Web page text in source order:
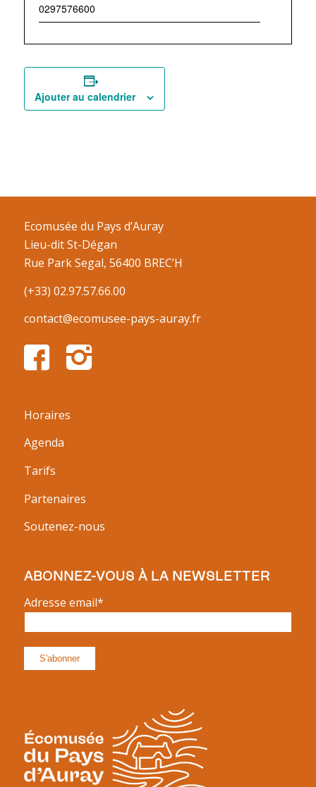
0297576600
Ajouter au calendrier
Ecomusée du Pays d’Auray
Lieu-dit St-Dégan
Rue Park Segal, 56400 BREC’H
(+33) 02.97.57.66.00
contact@ecomusee-pays-auray.fr
Horaires
Agenda
Tarifs
Partenaires
Soutenez-nous
ABONNEZ-VOUS À LA NEWSLETTER
Adresse email*